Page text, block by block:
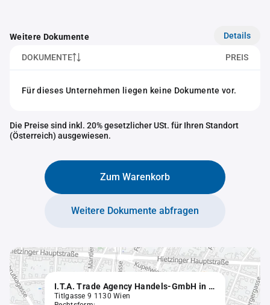
Weitere Dokumente Details
DOKUMENTE PREIS
Für dieses Unternehmen liegen keine Dokumente vor.
Die Preise sind inkl. 20% gesetzlicher USt. für Ihren Standort
(Österreich) ausgewiesen.
Zum Warenkorb
Weitere Dokumente abfragen
I.T.A. Trade Agency Handels-GmbH in Liqu.
Titlgasse 9 1130 Wien